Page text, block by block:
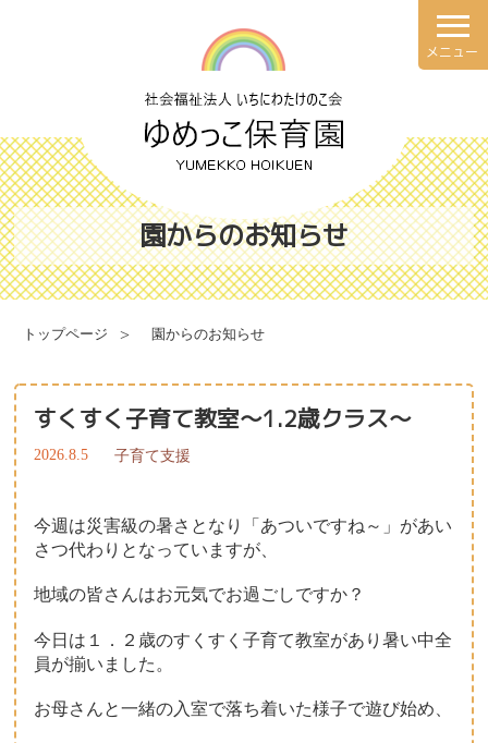
理念・方針
園の概要
施設案内
健康と安全・衛生・防災
園での一日
年間行事
献立表
子育て支援について
メニュー
園からのお知らせ
トップページ 園からのお知らせ
すくすく子育て教室～1.2歳クラス～
2026.8.5 子育て支援
今週は災害級の暑さとなり「あついですね～」があい
さつ代わりとなっていますが、
地域の皆さんはお元気でお過ごしですか？
今日は１．２歳のすくすく子育て教室があり暑い中全
員が揃いました。
お母さんと一緒の入室で落ち着いた様子で遊び始め、